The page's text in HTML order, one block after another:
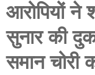
आरोपियों ने
सुनार की
समान